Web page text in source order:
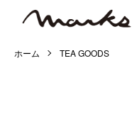
ホーム TEA GOODS